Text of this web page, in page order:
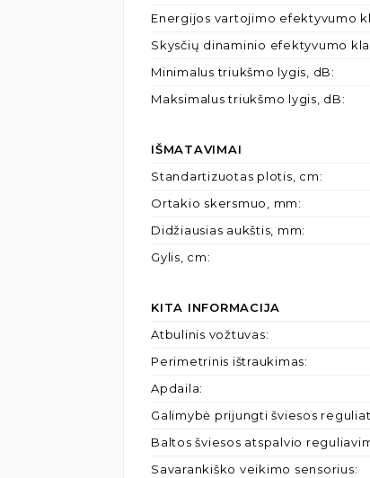
Energijos vartojimo efektyvumo
Skysčių dinaminio efektyvumo
Minimalus triukšmo lygis, dB:
Maksimalus triukšmo lygis, dB:
IŠMATAVIMAI
Standartizuotas plotis, cm:
Ortakio skersmuo, mm:
Didžiausias aukštis, mm:
Gylis, cm:
KITA INFORMACIJA
Atbulinis vožtuvas:
Perimetrinis ištraukimas:
Apdaila:
Galimybė prijungti šviesos
Baltos šviesos atspalvio
Savarankiško veikimo sensorius: